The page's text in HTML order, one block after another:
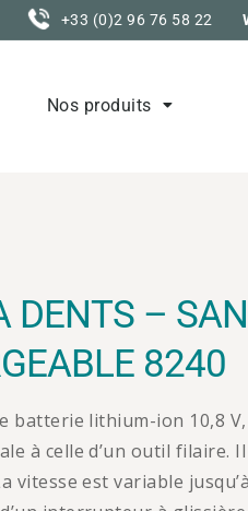
+33 (0)2 96 76 58 22
Nos produits
DENTS –
8240
batterie lithium-ion 10,8
à celle d’un outil filaire.
vitesse est variable